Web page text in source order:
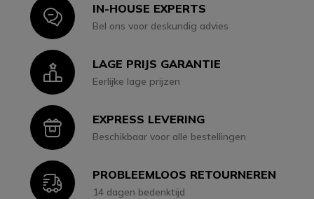
IconIN-HOUSE EXPERTS
Bel ons voor deskundig advies
IconLAGE PRIJS GARANTIE
Eerlijke lage prijzen
IconEXPRESS LEVERING
Beschikbaar voor alle bestellingen
IconPROBLEEMLOOS RETOURNEREN
14 dagen bedenktijd